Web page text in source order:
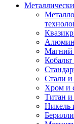
Магний
Стали и
Хром и
Титан и
Никель